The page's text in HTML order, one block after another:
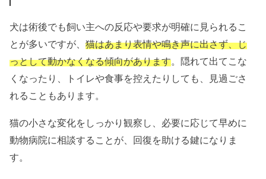
犬は術後でも飼い主への反応や要求が明確に見られるこ
とが多いですが、猫はあまり表情や鳴き声に出さず、じ
っとして動かなくなる傾向があります。隠れて出てこな
くなったり、トイレや食事を控えたりしても、見過ごさ
れることもあります。
猫の小さな変化をしっかり観察し、必要に応じて早めに
動物病院に相談することが、回復を助ける鍵になりま
す。